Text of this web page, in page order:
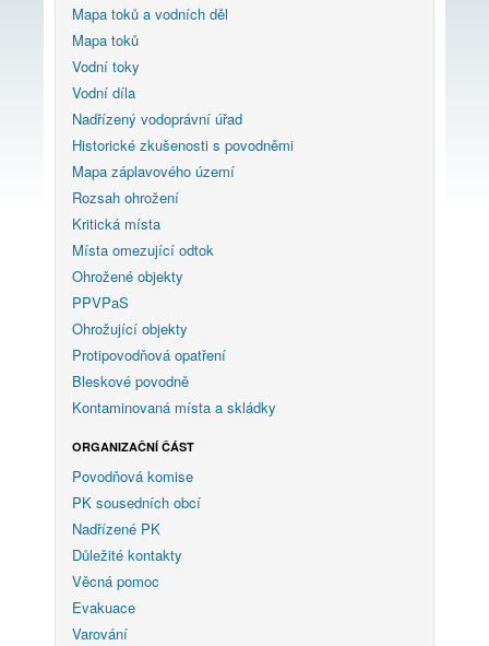
Mapa toků a vodních děl
Mapa toků
Vodní toky
Vodní díla
Nadřízený vodoprávní úřad
Historické zkušenosti s povodněmi
Mapa záplavového území
Rozsah ohrožení
Kritická místa
Místa omezující odtok
Ohrožené objekty
PPVPaS
Ohrožující objekty
Protipovodňová opatření
Bleskové povodně
Kontaminovaná místa a skládky
ORGANIZAČNÍ ČÁST
Povodňová komise
PK sousedních obcí
Nadřízené PK
Důležité kontakty
Věcná pomoc
Evakuace
Varování